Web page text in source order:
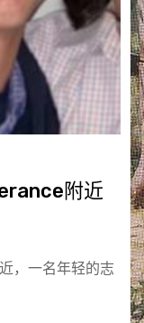
附近
，一名年轻的志